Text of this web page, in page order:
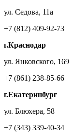
ул. Седова, 11а
+7 (812) 409-92-73
г.Краснодар
ул. Янковского, 169
+7 (861) 238-85-66
г.Екатеринбург
ул. Блюхера, 58
+7 (343) 339-40-34